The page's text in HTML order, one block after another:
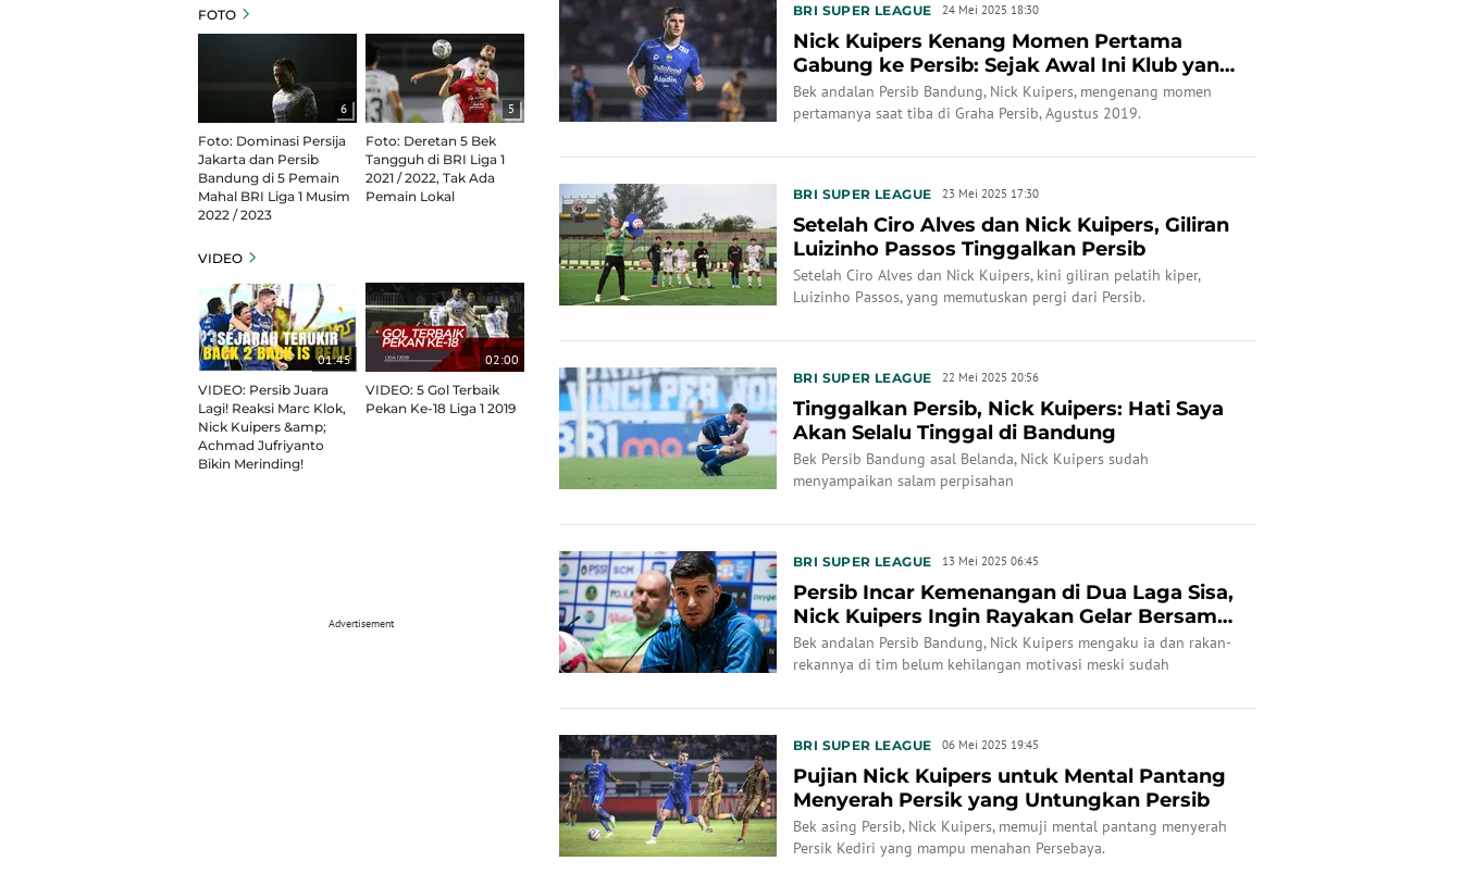
FOTO
6
Foto: Dominasi Persija
Jakarta dan Persib
Bandung di 5 Pemain
Mahal BRI Liga 1 Musim
2022 / 2023
5
Foto: Deretan 5 Bek
Tangguh di BRI Liga 1
2021 / 2022, Tak Ada
Pemain Lokal
VIDEO
01:45
VIDEO: Persib Juara
Lagi! Reaksi Marc Klok,
Nick Kuipers &amp;
Achmad Jufriyanto
Bikin Merinding!
02:00
VIDEO: 5 Gol Terbaik
Pekan Ke-18 Liga 1 2019
Advertisement
BRI SUPER LEAGUE 24 Mei 2025 18:30
Nick Kuipers Kenang Momen Pertama
Gabung ke Persib: Sejak Awal Ini Klub yang
Spesial
Bek andalan Persib Bandung, Nick Kuipers, mengenang momen
pertamanya saat tiba di Graha Persib, Agustus 2019.
BRI SUPER LEAGUE 23 Mei 2025 17:30
Setelah Ciro Alves dan Nick Kuipers, Giliran
Luizinho Passos Tinggalkan Persib
Setelah Ciro Alves dan Nick Kuipers, kini giliran pelatih kiper,
Luizinho Passos, yang memutuskan pergi dari Persib.
BRI SUPER LEAGUE 22 Mei 2025 20:56
Tinggalkan Persib, Nick Kuipers: Hati Saya
Akan Selalu Tinggal di Bandung
Bek Persib Bandung asal Belanda, Nick Kuipers sudah
menyampaikan salam perpisahan
BRI SUPER LEAGUE 13 Mei 2025 06:45
Persib Incar Kemenangan di Dua Laga Sisa,
Nick Kuipers Ingin Rayakan Gelar Bersama
Bobotoh
Bek andalan Persib Bandung, Nick Kuipers mengaku ia dan rakan-
rekannya di tim belum kehilangan motivasi meski sudah
BRI SUPER LEAGUE 06 Mei 2025 19:45
Pujian Nick Kuipers untuk Mental Pantang
Menyerah Persik yang Untungkan Persib
Bek asing Persib, Nick Kuipers, memuji mental pantang menyerah
Persik Kediri yang mampu menahan Persebaya.